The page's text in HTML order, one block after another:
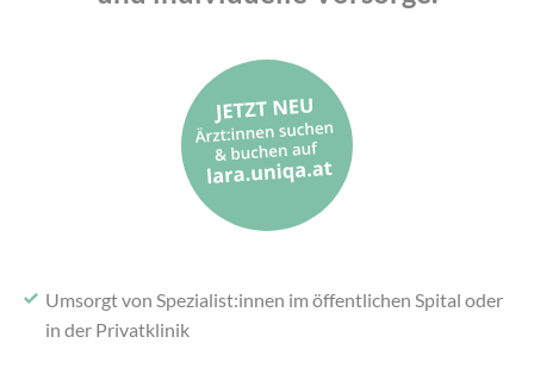
Umsorgt von Spezialist:innen im öffentlichen Spital oder
in der Privatklinik